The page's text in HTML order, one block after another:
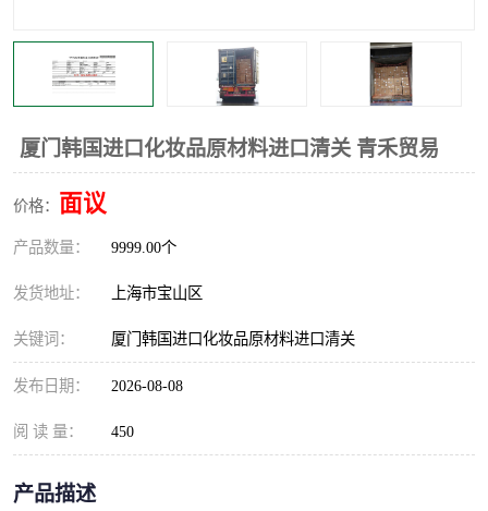
厦门韩国进口化妆品原材料进口清关 青禾贸易
价格： 面议
产品数量： 9999.00个
发货地址： 上海市宝山区
关键词： 厦门韩国进口化妆品原材料进口清关
发布日期： 2026-08-08
阅 读 量： 450
产品描述